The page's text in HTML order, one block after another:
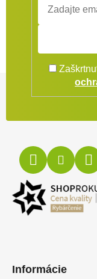
Informácie